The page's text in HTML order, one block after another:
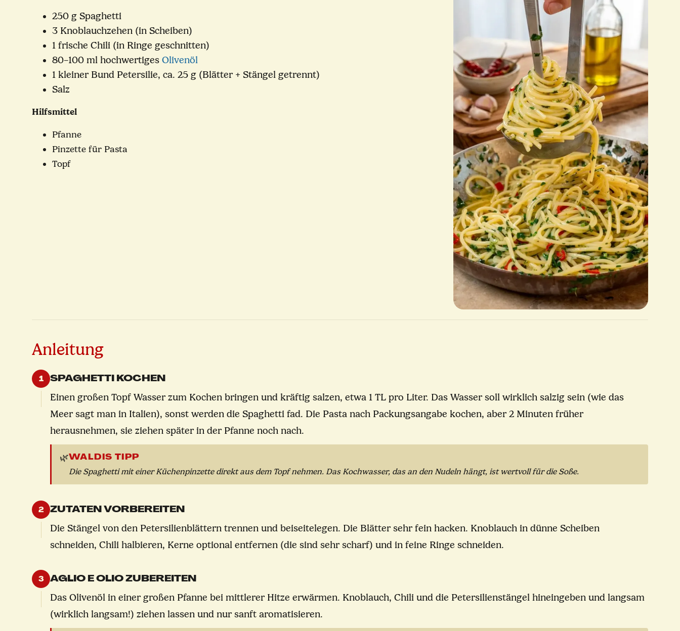
250 g Spaghetti
3 Knoblauchzehen (in Scheiben)
1 frische Chili (in Ringe geschnitten)
80–100 ml hochwertiges Olivenöl
1 kleiner Bund Petersilie, ca. 25 g (Blätter + Stängel getrennt)
Salz
Hilfsmittel
Pfanne
Pinzette für Pasta
Topf
Anleitung
1 SPAGHETTI KOCHEN
Einen großen Topf Wasser zum Kochen bringen und kräftig salzen, etwa 1 TL pro Liter. Das Wasser soll wirklich salzig sein (wie das
Meer sagt man in Italien), sonst werden die Spaghetti fad. Die Pasta nach Packungsangabe kochen, aber 2 Minuten früher
herausnehmen, sie ziehen später in der Pfanne noch nach.
🌿WALDIS TIPP
Die Spaghetti mit einer Küchenpinzette direkt aus dem Topf nehmen. Das Kochwasser, das an den Nudeln hängt, ist wertvoll für die Soße.
2 ZUTATEN VORBEREITEN
Die Stängel von den Petersilienblättern trennen und beiseitelegen. Die Blätter sehr fein hacken. Knoblauch in dünne Scheiben
schneiden, Chili halbieren, Kerne optional entfernen (die sind sehr scharf) und in feine Ringe schneiden.
3 AGLIO E OLIO ZUBEREITEN
Das Olivenöl in einer großen Pfanne bei mittlerer Hitze erwärmen. Knoblauch, Chili und die Petersilienstängel hineingeben und langsam
(wirklich langsam!) ziehen lassen und nur sanft aromatisieren.